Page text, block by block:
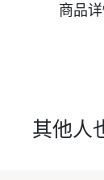
商品
其他人